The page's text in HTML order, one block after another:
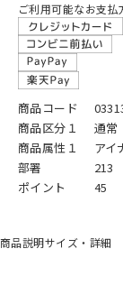
ご利用可能なお支払
商品コード
商品区分１
通常
商品属性１
アイ
部署
213
ポイント
45
商品説明サイズ・詳細